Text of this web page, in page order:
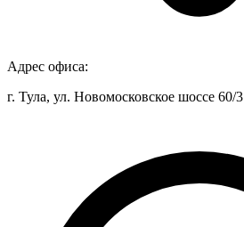
Адрес офиса:
г. Тула, ул. Новомосковское шоссе 60/3